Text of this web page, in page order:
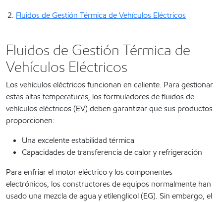
Fluidos de Gestión Térmica de Vehículos Eléctricos
Fluidos de Gestión Térmica de
Vehículos Eléctricos
Los vehículos eléctricos funcionan en caliente. Para gestionar
estas altas temperaturas, los formuladores de fluidos de
vehículos eléctricos (EV) deben garantizar que sus productos
proporcionen:
Una excelente estabilidad térmica
Capacidades de transferencia de calor y refrigeración
Para enfriar el motor eléctrico y los componentes
electrónicos, los constructores de equipos normalmente han
usado una mezcla de agua y etilenglicol (EG). Sin embargo, el